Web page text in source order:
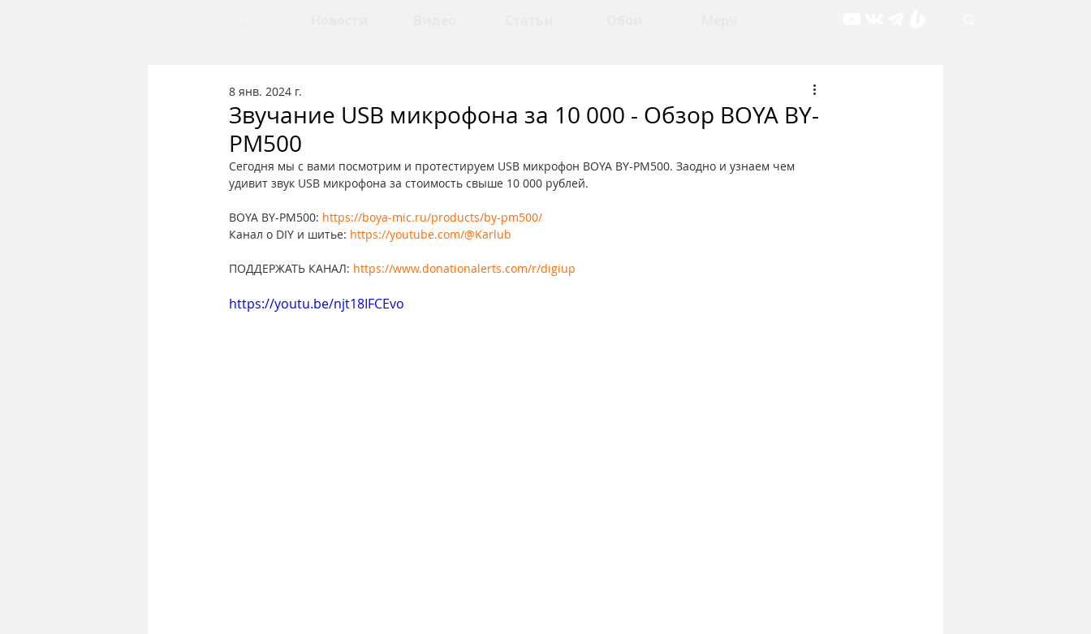
Звучание USB микрофона за 10 000 - Обзор BOYA BY-
PM500
8 янв. 2024 г.
Сегодня мы с вами посмотрим и протестируем USB микрофон BOYA BY-PM500. Заодно и узнаем чем
удивит звук USB микрофона за стоимость свыше 10 000 рублей.
BOYA BY-PM500: https://boya-mic.ru/products/by-pm500/
Канал о DIY и шитье: https://youtube.com/@Karlub
ПОДДЕРЖАТЬ КАНАЛ: https://www.donationalerts.com/r/digiup
https://youtu.be/njt18IFCEvo